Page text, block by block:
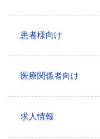
患者様向け
医療関係者向け
求人情報